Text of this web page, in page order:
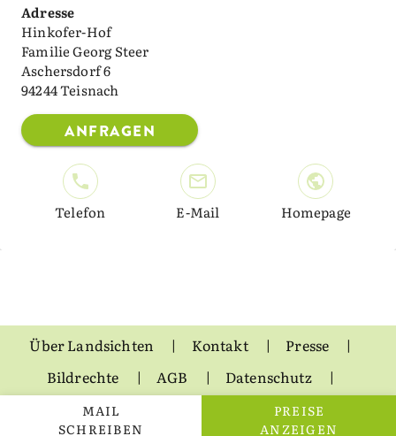
MAIL
SCHREIBEN
PREISE
ANZEIGEN
Adresse
Hinkofer-Hof
Familie Georg Steer
Aschersdorf 6
94244 Teisnach
ANFRAGEN
Telefon E-Mail Homepage
Über Landsichten Kontakt
Presse
Bildrechte
AGB
Datenschutz